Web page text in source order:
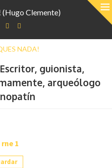
(Hugo Clemente)
Escritor, guionista,
arqueólogo
rne 1